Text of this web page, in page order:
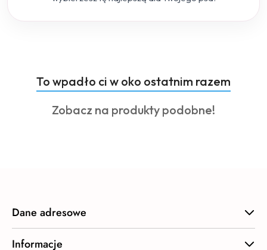
Pomiń karuzelę produktów
Produkty
o
statusie:
To wpadło ci w oko ostatnim razem
Produkty
Zobacz na produkty podobne!
Dane adresowe
Informacje